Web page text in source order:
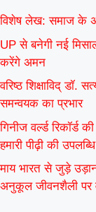
विशेष लेख: समाज के
UP से बनेगी नई
करेंगे अमन
वरिष्ठ शिक्षाविद् डॉ.
समन्वयक का प्रभार
गिनीज वर्ल्ड
हमारी पीढ़ी की उपलब्धि
माय भारत से जुड़े
अनुकूल जीवनशैली पर